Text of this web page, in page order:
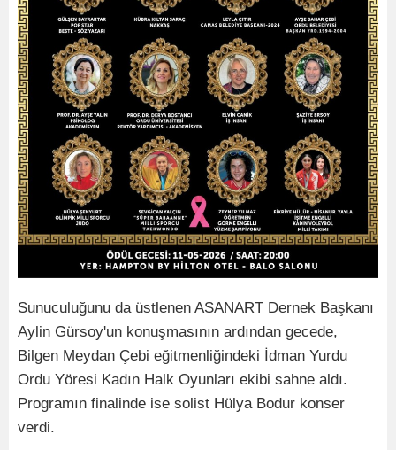
Sunuculuğunu da üstlenen ASANART Dernek Başkanı
Aylin Gürsoy'un konuşmasının ardından gecede,
Bilgen Meydan Çebi eğitmenliğindeki İdman Yurdu
Ordu Yöresi Kadın Halk Oyunları ekibi sahne aldı.
Programın finalinde ise solist Hülya Bodur konser
verdi.